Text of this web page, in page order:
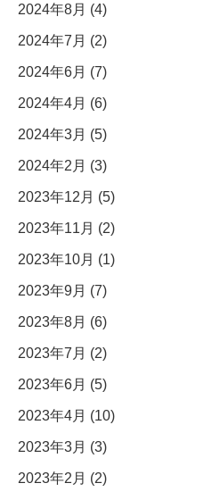
2024年8月 (4)
2024年7月 (2)
2024年6月 (7)
2024年4月 (6)
2024年3月 (5)
2024年2月 (3)
2023年12月 (5)
2023年11月 (2)
2023年10月 (1)
2023年9月 (7)
2023年8月 (6)
2023年7月 (2)
2023年6月 (5)
2023年4月 (10)
2023年3月 (3)
2023年2月 (2)